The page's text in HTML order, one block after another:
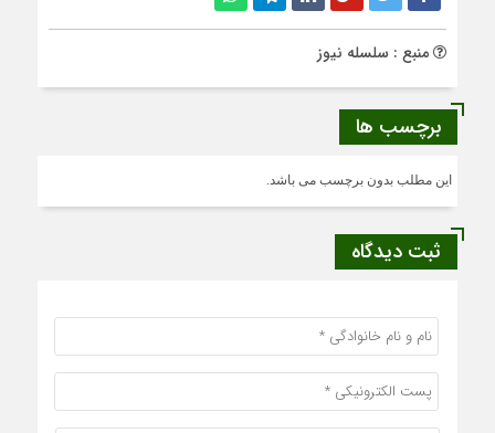
منبع : سلسله نیوز
برچسب ها
این مطلب بدون برچسب می باشد.
ثبت دیدگاه